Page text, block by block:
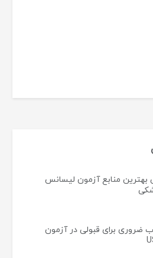
بهترین منابع آزمون لیسانس
ضروری برای قبولی در آزمون